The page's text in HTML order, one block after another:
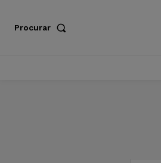
Procurar